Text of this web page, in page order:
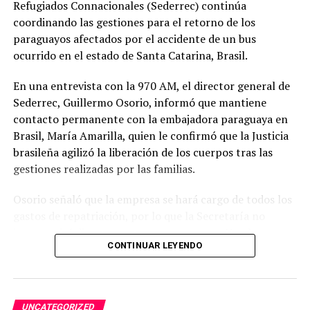
también el cliente que genere la mayor cantidad de
puntos durante la semana será adjudicado directamente
con una llave para acceder a la dinámica de la
promoción.
El espectacular sorteo se realizará el 26 de octubre
durante la noche de Aniversario del Hotel Casino Acaray.
La misma se desarrollará en presencia de escribana
pública y con la transmisión en vivo por todas las redes
sociales y otros medios televisivos dispuestos por Azar
Internacional S.A.
Refugiados Connacionales (Sederrec) continúa
coordinando las gestiones para el retorno de los
paraguayos afectados por el accidente de un bus
ocurrido en el estado de Santa Catarina, Brasil.
En una entrevista con la 970 AM, el director general de
Sederrec, Guillermo Osorio, informó que mantiene
contacto permanente con la embajadora paraguaya en
Brasil, María Amarilla, quien le confirmó que la Justicia
brasileña agilizó la liberación de los cuerpos tras las
gestiones realizadas por las familias.
Osorio señaló que la empresa se hará cargo de todos los
intervendrá directamente en ese proceso. No obstante,
aseguró que la institución seguirá acompañando y
todos los connacionales regresen al país.
CONTINUAR LEYENDO
UNCATEGORIZED